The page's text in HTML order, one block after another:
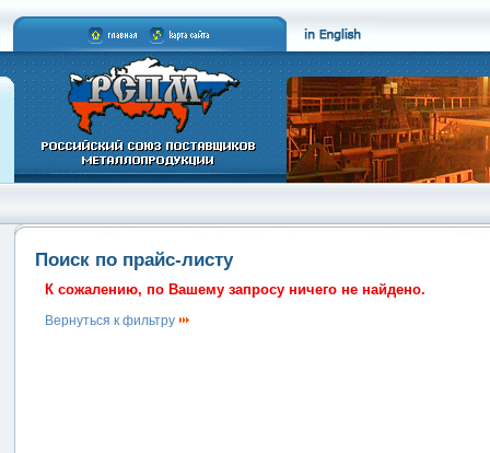
Поиск по прайс-листу
К сожалению, по Вашему запросу ничего не найдено.
Вернуться к фильтру